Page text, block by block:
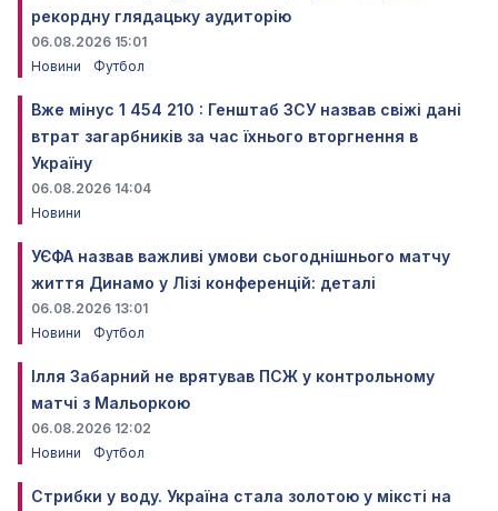
рекордну глядацьку аудиторію
06.08.2026 15:01
Новини
Футбол
Вже мінус 1 454 210 : Генштаб ЗСУ назвав свіжі дані
втрат загарбників за час їхнього вторгнення в
Україну
06.08.2026 14:04
Новини
УЄФА назвав важливі умови сьогоднішнього матчу
життя Динамо у Лізі конференцій: деталі
06.08.2026 13:01
Новини
Футбол
Ілля Забарний не врятував ПСЖ у контрольному
матчі з Мальоркою
06.08.2026 12:02
Новини
Футбол
Стрибки у воду. Україна стала золотою у міксті на